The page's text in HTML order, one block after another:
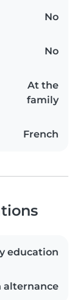
No
No
At the
family
French
education
alternance